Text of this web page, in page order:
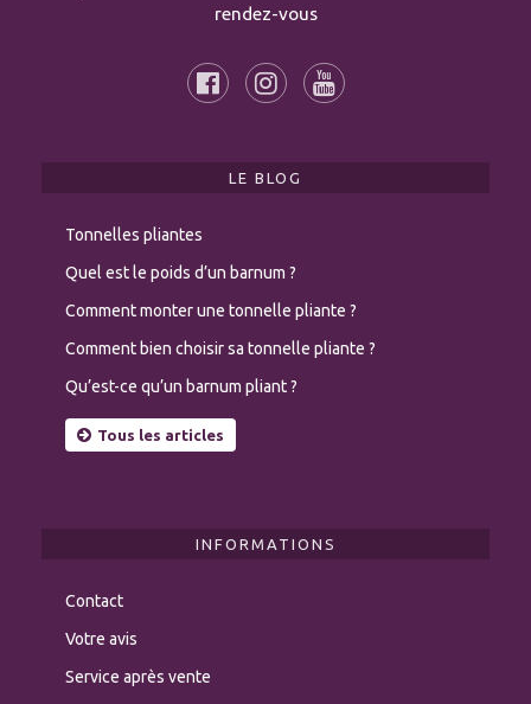
rendez-vous
LE BLOG
Tonnelles pliantes
Quel est le poids d’un barnum ?
Comment monter une tonnelle pliante ?
Comment bien choisir sa tonnelle pliante ?
Qu’est-ce qu’un barnum pliant ?
Tous les articles
INFORMATIONS
Contact
Votre avis
Service après vente